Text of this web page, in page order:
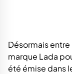
Désormais
marque Lada
été émise dans